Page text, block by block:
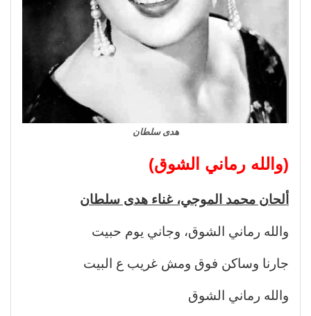
هدى سلطان
(والله رماني الشوق)
ألحان محمد الموجي، غناء هدى سلطان
والله رماني الشوق، وجاني يوم حبيت
جارنا وساكن فوق ومش غريب ع البيت
والله رماني الشوق